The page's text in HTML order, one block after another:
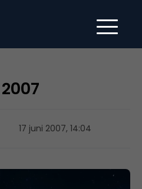
17 juni 2007, 14:04